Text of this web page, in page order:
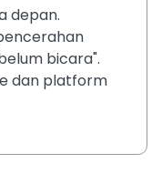
depan.
bicara".
dan platform